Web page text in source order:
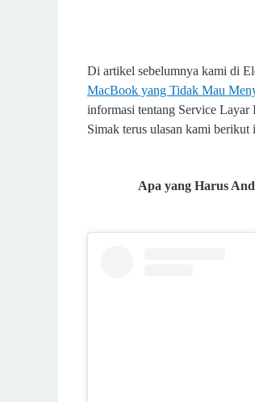
Di artikel sebelumnya kami di
MacBook yang Tidak Mau
informasi tentang Service
Simak terus ulasan kami berikut
Apa yang Harus